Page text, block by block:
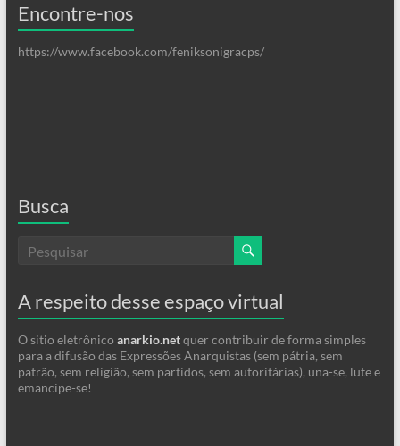
Encontre-nos
https://www.facebook.com/feniksonigracps/
Busca
A respeito desse espaço virtual
O sitio eletrônico anarkio.netquer contribuir de forma simples
para a difusão das Expressões Anarquistas (sem pátria, sem
patrão, sem religião, sem partidos, sem autoritárias), una-se, lute e
emancipe-se!